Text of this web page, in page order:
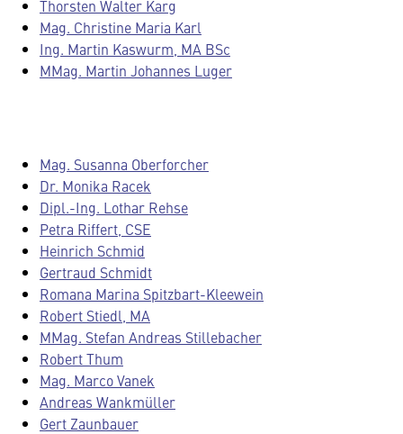
Thorsten Walter Karg
Mag. Christine Maria Karl
Ing. Martin Kaswurm, MA BSc
MMag. Martin Johannes Luger
Mag. Susanna Oberforcher
Dr. Monika Racek
Dipl.-Ing. Lothar Rehse
Petra Riffert, CSE
Heinrich Schmid
Gertraud Schmidt
Romana Marina Spitzbart-Kleewein
Robert Stiedl, MA
MMag. Stefan Andreas Stillebacher
Robert Thum
Mag. Marco Vanek
Andreas Wankmüller
Gert Zaunbauer